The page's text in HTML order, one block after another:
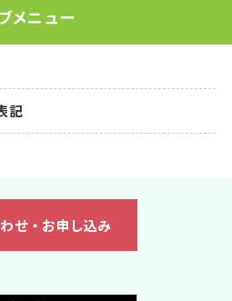
メニュー
記
せ・お申し込み